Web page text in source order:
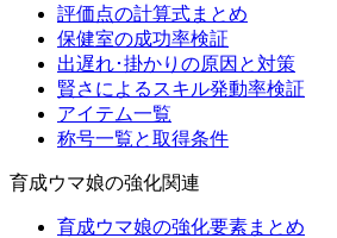
評価点の計算式まとめ
保健室の成功率検証
出遅れ･掛かりの原因と対策
賢さによるスキル発動率検証
アイテム一覧
称号一覧と取得条件
育成ウマ娘の強化関連
育成ウマ娘の強化要素まとめ